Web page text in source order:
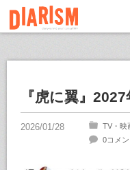
『虎に翼』
TV・映
0コメン